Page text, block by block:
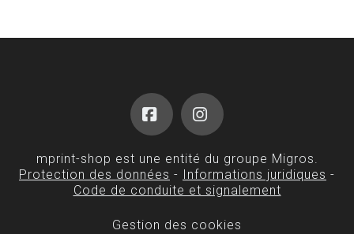
FacebookInstagram
mprint-shop est une entité du groupe Migros.
Protection des données - Informations juridiques -
Code de conduite et signalement
Gestion des cookies